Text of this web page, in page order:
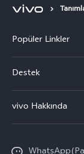
Popüler Linkler
vivo X300
vivo V60 5G
Destek
Yetkili Servis
IMEI kimlik
vivo Hakkında